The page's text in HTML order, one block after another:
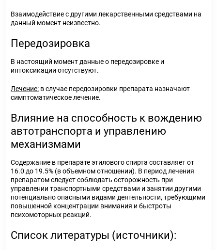
Взаимодействие с другими лекарственными средствами на
данный момент неизвестно.
Передозировка
В настоящий момент данные о передозировке и
интоксикации отсутствуют.
Лечение: в случае передозировки препарата назначают
симптоматическое лечение.
Влияние на способность к вождению
автотранспорта и управлению
механизмами
Содержание в препарате этилового спирта составляет от
16.0 до 19.5% (в объемном отношении). В период лечения
препаратом следует соблюдать осторожность при
управлении транспортными средствами и занятии другими
потенциально опасными видами деятельности, требующими
повышенной концентрации внимания и быстроты
психомоторных реакций.
Список литературы (источники):